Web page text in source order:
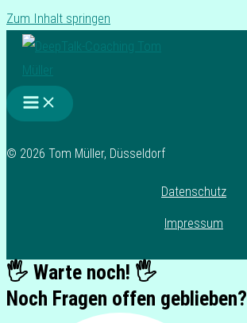
Zum Inhalt springen
© 2026 Tom Müller, Düsseldorf
Datenschutz
Impressum
🖐️ Warte noch! 🖐️
Noch Fragen offen geblieben?